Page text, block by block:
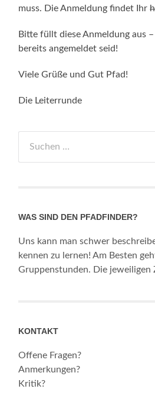
muss. Die Anmeldung findet Ihr
Bitte füllt diese Anmeldung aus
bereits angemeldet seid!
Viele Grüße und Gut Pfad!
Die Leiterrunde
nach:
WAS SIND DEN PFADFINDER?
Uns kann man schwer
kennen zu lernen! Am Besten
Gruppenstunden. Die
KONTAKT
Offene Fragen?
Anmerkungen?
Kritik?